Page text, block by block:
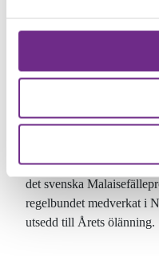
Dave Karlsson är
forskningsstation som
Ölands folkhögskola.
det svenska
regelbundet medverkat i
utsedd till Årets ölänning.